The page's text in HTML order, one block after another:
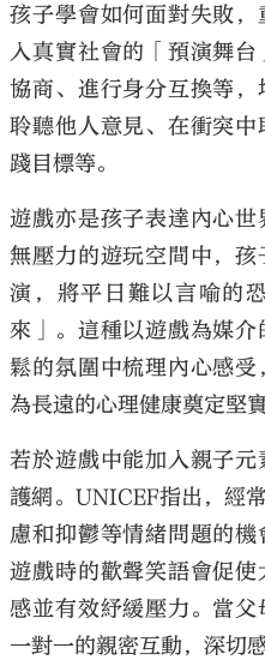
孩子學會如何面對失敗
入真實社會的「預演舞
協商、進行身分互換等，
聆聽他人意見、在衝突
踐目標等。
遊戲亦是孩子表達內心
無壓力的遊玩空間中，
演，將平日難以言喻的
來」。這種以遊戲為媒
鬆的氛圍中梳理內心感受
為長遠的心理健康奠定堅實
若於遊戲中能加入親子
護網。 UNICEF指出，經
慮和抑鬱等情緒問題的
遊戲時的歡聲笑語會促
感並有效紓緩壓力。當
一對一的親密互動，深切